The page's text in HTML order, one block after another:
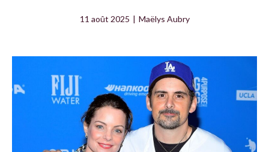
11 août 2025 | Maëlys Aubry